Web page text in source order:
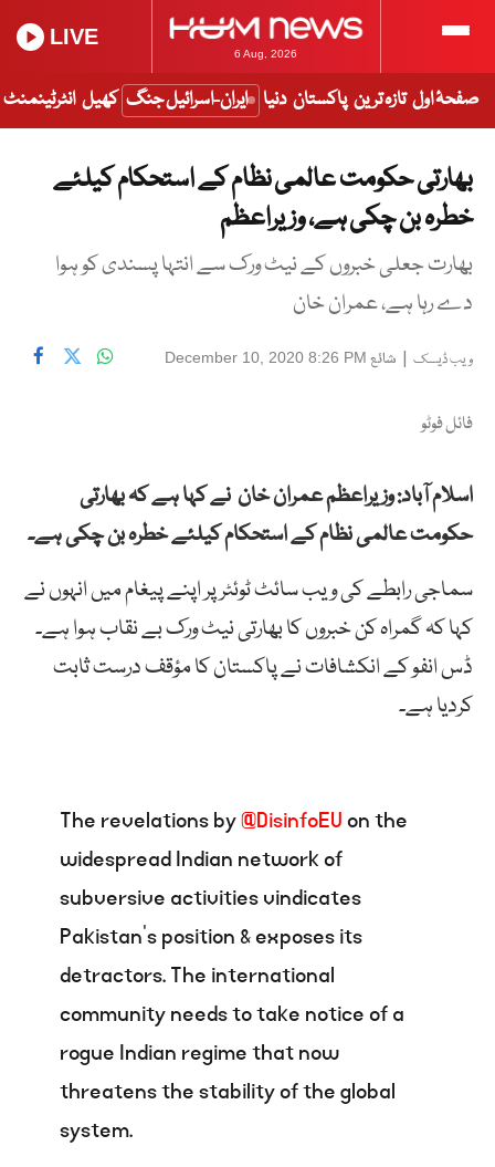
6 Aug, 2026
LIVE
صفحۂ اول تازہ ترین پاکستان دنیا ایران-اسرائیل جنگ کھیل انٹرٹینمنٹ
بھارتی حکومت عالمی نظام کے استحکام کیلئے
خطرہ بن چکی ہے، وزیراعظم
بھارت جعلی خبروں کے نیٹ ورک سے انتہا پسندی کو ہوا
دے رہا ہے، عمران خان
ویب ڈیسک | شائع December 10, 2020 8:26 PM
فائل فوٹو
اسلام آباد: وزیراعظم عمران خان نے کہا ہے کہ بھارتی
حکومت عالمی نظام کے استحکام کیلئے خطرہ بن چکی ہے۔
سماجی رابطے کی ویب سائٹ ٹوئٹر پر اپنے پیغام میں انہوں نے
کہا کہ گمراہ کن خبروں کا بھارتی نیٹ ورک بے نقاب ہوا ہے۔
ڈس انفو کے انکشافات نے پاکستان کا مؤقف درست ثابت
کردیا ہے۔
The revelations by@DisinfoEUon the
widespread Indian network of
subversive activities vindicates
Pakistan’s position & exposes its
detractors. The international
community needs to take notice of a
rogue Indian regime that now
threatens the stability of the global
system.